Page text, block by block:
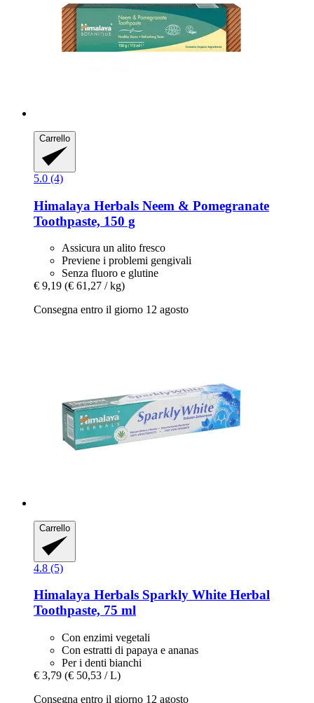
Carrello
5.0 (4)
Himalaya Herbals Neem & Pomegranate
Toothpaste, 150 g
Assicura un alito fresco
Previene i problemi gengivali
Senza fluoro e glutine
€ 9,19 (€ 61,27 / kg)
Consegna entro il giorno 12 agosto
Carrello
4.8 (5)
Himalaya Herbals Sparkly White Herbal
Toothpaste, 75 ml
Con enzimi vegetali
Con estratti di papaya e ananas
Per i denti bianchi
€ 3,79 (€ 50,53 / L)
Consegna entro il giorno 12 agosto